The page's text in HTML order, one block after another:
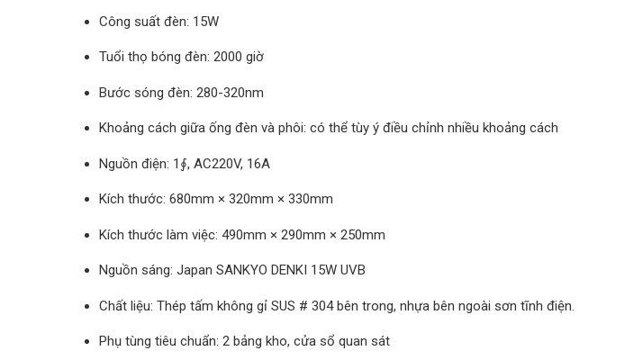
Công suất đèn: 15W
Tuổi thọ bóng đèn: 2000 giờ
Bước sóng đèn: 280-320nm
Khoảng cách giữa ống đèn và phôi: có thể tùy ý điều chỉnh nhiều khoảng cách
Nguồn điện: 1∮, AC220V, 16A
Kích thước: 680mm × 320mm × 330mm
Kích thước làm việc: 490mm × 290mm × 250mm
Nguồn sáng: Japan SANKYO DENKI 15W UVB
Chất liệu: Thép tấm không gỉ SUS # 304 bên trong, nhựa bên ngoài sơn tĩnh điện.
Phụ tùng tiêu chuẩn: 2 bảng kho, cửa sổ quan sát